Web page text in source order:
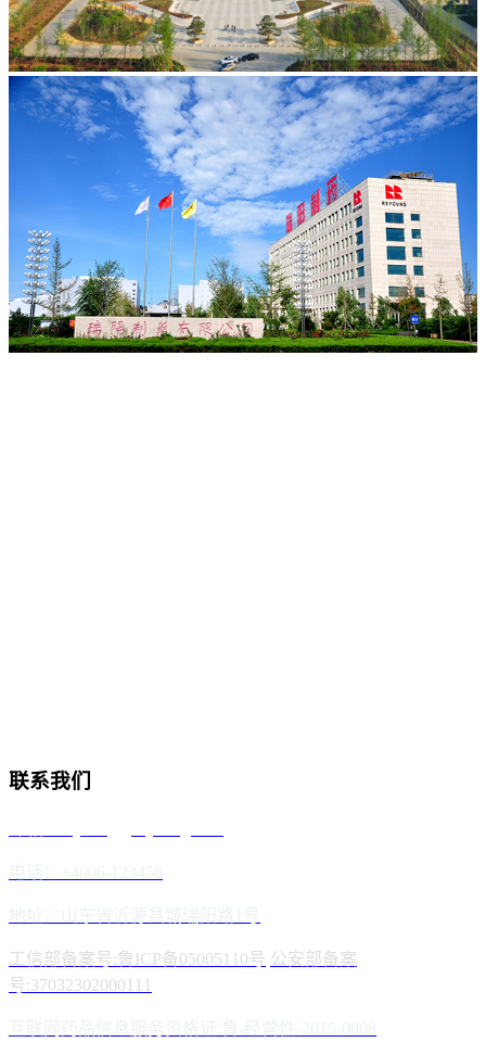
联系我们
工信部备案号:鲁ICP备05005110号 公安部备案
号:37032302000111